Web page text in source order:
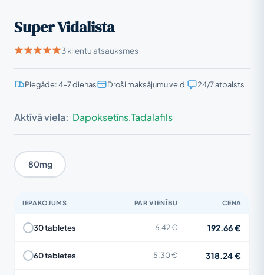
Super Vidalista
3 klientu atsauksmes
Piegāde: 4–7 dienas Droši maksājumu veidi 24/7 atbalsts
Aktīvā viela: Dapoksetīns,Tadalafils
80mg
IEPAKOJUMS PAR VIENĪBU CENA
30 tabletes 6.42 € 192.66 €
60 tabletes 5.30 € 318.24 €